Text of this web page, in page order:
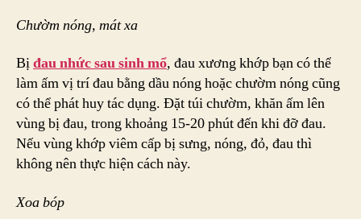
Chườm nóng, mát xa
Bịđau nhức sau sinh mổ, đau xương khớp bạn có thể
làm ấm vị trí đau bằng dầu nóng hoặc chườm nóng cũng
có thể phát huy tác dụng. Đặt túi chườm, khăn ấm lên
vùng bị đau, trong khoảng 15-20 phút đến khi đỡ đau.
Nếu vùng khớp viêm cấp bị sưng, nóng, đỏ, đau thì
không nên thực hiện cách này.
Xoa bóp